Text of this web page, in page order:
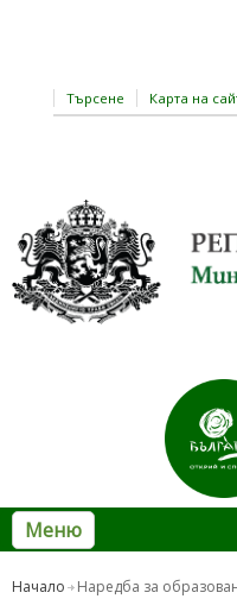
Търсене Карта на
Меню
Начало
Наредба за